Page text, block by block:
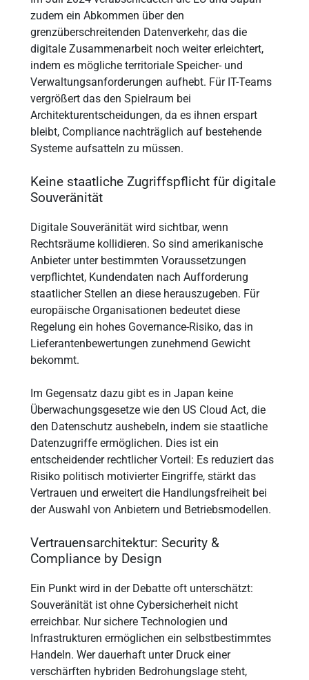
zudem ein Abkommen über den
grenzüberschreitenden Datenverkehr, das die
digitale Zusammenarbeit noch weiter erleichtert,
indem es mögliche territoriale Speicher- und
Verwaltungsanforderungen aufhebt. Für IT-Teams
vergrößert das den Spielraum bei
Architekturentscheidungen, da es ihnen erspart
bleibt, Compliance nachträglich auf bestehende
Systeme aufsatteln zu müssen.
Keine staatliche Zugriffspflicht für digitale
Souveränität
Digitale Souveränität wird sichtbar, wenn
Rechtsräume kollidieren. So sind amerikanische
Anbieter unter bestimmten Voraussetzungen
verpflichtet, Kundendaten nach Aufforderung
staatlicher Stellen an diese herauszugeben. Für
europäische Organisationen bedeutet diese
Regelung ein hohes Governance-Risiko, das in
Lieferantenbewertungen zunehmend Gewicht
bekommt.
Im Gegensatz dazu gibt es in Japan keine
Überwachungsgesetze wie den US Cloud Act, die
den Datenschutz aushebeln, indem sie staatliche
Datenzugriffe ermöglichen. Dies ist ein
entscheidender rechtlicher Vorteil: Es reduziert das
Risiko politisch motivierter Eingriffe, stärkt das
Vertrauen und erweitert die Handlungsfreiheit bei
der Auswahl von Anbietern und Betriebsmodellen.
Vertrauensarchitektur: Security &
Compliance by Design
Ein Punkt wird in der Debatte oft unterschätzt:
Souveränität ist ohne Cybersicherheit nicht
erreichbar. Nur sichere Technologien und
Infrastrukturen ermöglichen ein selbstbestimmtes
Handeln. Wer dauerhaft unter Druck einer
verschärften hybriden Bedrohungslage steht,